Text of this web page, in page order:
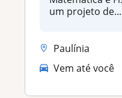
um projeto de...
Paulínia
Vem até você